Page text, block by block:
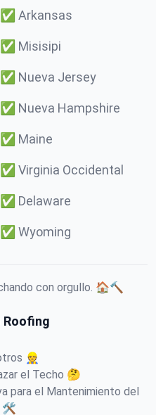
✅ Arkansas
✅ Misisipi
✅ Nueva Jersey
✅ Nueva Hampshire
✅ Maine
✅ Virginia Occidental
✅ Delaware
✅ Wyoming
con orgullo. 🏠🔨
Roofing
👷
el Techo 🤔
para el Mantenimiento del
🛠️